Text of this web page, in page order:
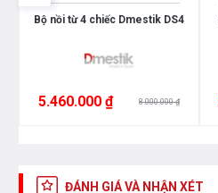
Bộ nồi từ 4 chiếc Dmestik DS4
5.460.000 ₫ 8.000.000 ₫
ĐÁNH GIÁ VÀ NHẬN XÉT